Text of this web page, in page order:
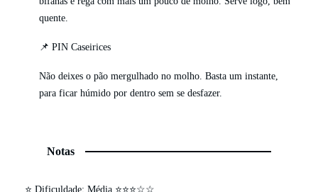
quente.
📌 PIN Caseirices
Não deixes o pão mergulhado no molho. Basta um instante,
para ficar húmido por dentro sem se desfazer.
Notas
⭐ Dificuldade: Média ⭐⭐⭐☆☆